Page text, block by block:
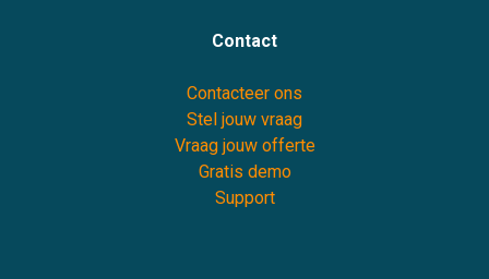
Contact
Contacteer ons
Stel jouw vraag
Vraag jouw offerte
Gratis demo
Support